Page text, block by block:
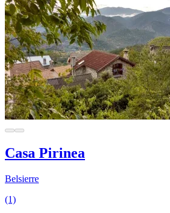
Casa Pirinea
Belsierre
(1)